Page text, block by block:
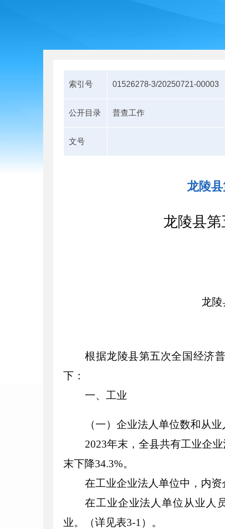
索引号 01526278-3/20250721-00003
公开目录 普查工作
文号
龙陵
龙陵县
龙
根据龙陵县第五次全国经济
下：
一、工业
（一）企业法人单位数和从
2023年末，全县共有工业企
末下降34.3%。
在工业企业法人单位中，内资
在工业企业法人单位从业人
业。（详见表3-1 ）。